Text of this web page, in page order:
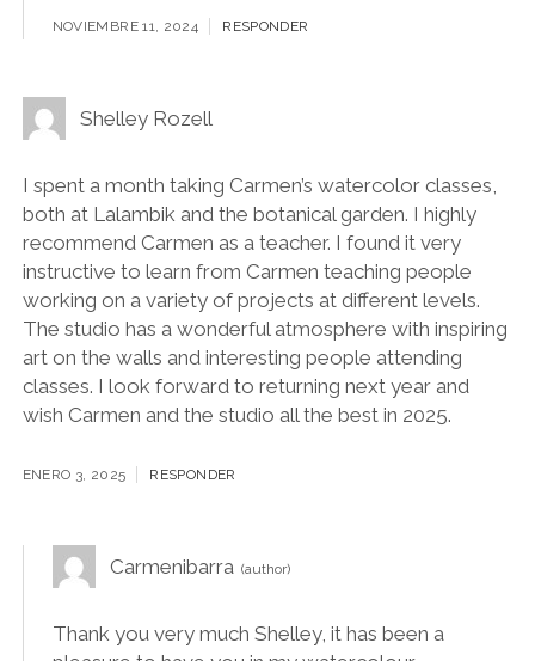
NOVIEMBRE 11, 2024 RESPONDER
Shelley Rozell
I spent a month taking Carmen’s watercolor classes,
both at Lalambik and the botanical garden. I highly
recommend Carmen as a teacher. I found it very
instructive to learn from Carmen teaching people
working on a variety of projects at different levels.
The studio has a wonderful atmosphere with inspiring
art on the walls and interesting people attending
classes. I look forward to returning next year and
wish Carmen and the studio all the best in 2025.
ENERO 3, 2025 RESPONDER
Carmenibarra
Thank you very much Shelley, it has been a